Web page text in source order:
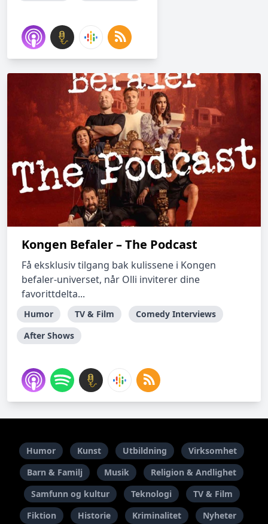
Kongen Befaler – The Podcast
Få eksklusiv tilgang bak kulissene i Kongen
befaler-universet, når Olli inviterer dine
favorittdelta...
Humor TV & Film
Comedy Interviews
After Shows
Humor Kunst Utbildning
Virksomhet
Barn & Familj
Musik
Religion & Andlighet
Samfunn og kultur
Teknologi
TV & Film
Fiktion
Historie Kriminalitet Nyheter